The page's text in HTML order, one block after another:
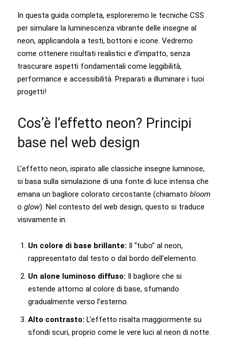
In questa guida completa, esploreremo le tecniche CSS
per simulare la luminescenza vibrante delle insegne al
neon, applicandola a testi, bottoni e icone. Vedremo
come ottenere risultati realistici e d’impatto, senza
trascurare aspetti fondamentali come leggibilità,
performance e accessibilità. Preparati a illuminare i tuoi
progetti!
Cos’è l’effetto neon? Principi
base nel web design
L’effetto neon, ispirato alle classiche insegne luminose,
si basa sulla simulazione di una fonte di luce intensa che
emana un bagliore colorato circostante (chiamato bloom
o glow). Nel contesto del web design, questo si traduce
visivamente in:
Un colore di base brillante: Il “tubo” al neon,
rappresentato dal testo o dal bordo dell’elemento.
Un alone luminoso diffuso: Il bagliore che si
estende attorno al colore di base, sfumando
gradualmente verso l’esterno.
Alto contrasto: L’effetto risalta maggiormente su
sfondi scuri, proprio come le vere luci al neon di notte.